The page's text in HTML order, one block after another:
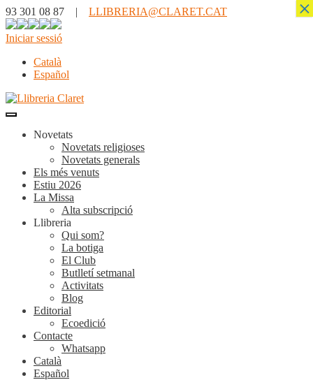
93 301 08 87 | LLIBRERIA@CLARET.CAT
Iniciar sessió
Català
Español
Novetats
Novetats religioses
Novetats generals
Els més venuts
Estiu 2026
La Missa
Alta subscripció
Llibreria
Qui som?
La botiga
El Club
Butlletí setmanal
Activitats
Blog
Editorial
Ecoedició
Contacte
Whatsapp
Català
Español
×